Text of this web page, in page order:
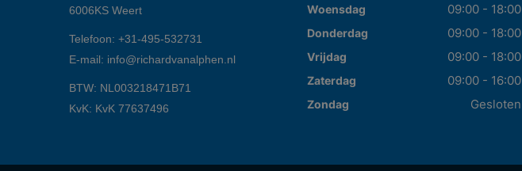
6006KS Weert
Telefoon: +31-495-532731
E-mail: info@richardvanalphen.nl
BTW: NL003218471B71
KvK: KvK 77637496
Woensdag 09:00 - 18:00
Donderdag 09:00 - 18:00
Vrijdag 09:00 - 18:00
Zaterdag 09:00 - 16:00
Zondag Gesloten